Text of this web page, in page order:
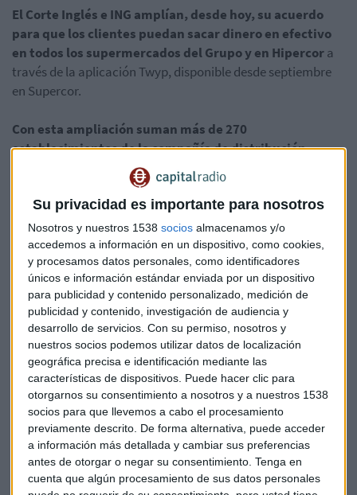
Su privacidad es importante para nosotros
Nosotros y nuestros 1538 socios almacenamos y/o
accedemos a información en un dispositivo, como cookies,
y procesamos datos personales, como identificadores
únicos e información estándar enviada por un dispositivo
para publicidad y contenido personalizado, medición de
publicidad y contenido, investigación de audiencia y
desarrollo de servicios. Con su permiso, nosotros y
nuestros socios podemos utilizar datos de localización
geográfica precisa e identificación mediante las
características de dispositivos. Puede hacer clic para
otorgarnos su consentimiento a nosotros y a nuestros 1538
socios para que llevemos a cabo el procesamiento
previamente descrito. De forma alternativa, puede acceder
a información más detallada y cambiar sus preferencias
antes de otorgar o negar su consentimiento. Tenga en
cuenta que algún procesamiento de sus datos personales
El Corte Inglés e ING amplían, desde hoy, su acuerdo
para que los clientes puedan sacar dinero en efectivo
en todos los supermercados del Grupo y en Hipercora
través de la aplicación Twyp, disponible desde septiembre
en Supercor.
Con esta ampliación suman más de 270
establecimientos de la compañía de distribución
donde ya se puede pagar con el móvil y sacar dinero a
través de la aplicación de ING para clientes de
cualquier banco.
Los clientes de El Corte Inglés están valorando de manera
positiva este nuevo servicio que
está disponible desde septiembre en Supercor, ya que les
facilita su actividad en el día a
día. Por un lado, pueden pagar la compra con la aplicación
y, a la vez, retirar dinero en
efectivo (un mínimo de 20 euros y un máximo de 150).
última funcionalidad, conocidacomo cashback , es
muy habitual en otros países como Estados Unidos,
Holanda, ReinoUnido o México, y en España está
disponible únicamente a través de Twyp.
Ambas compañías aseguran que esta alianza es fruto